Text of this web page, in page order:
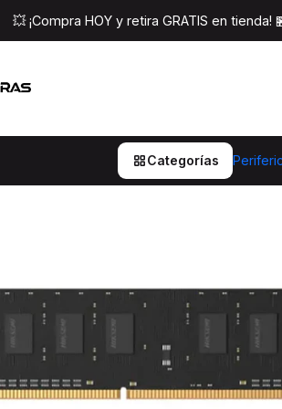
Categorías
💥 ¡Compra HOY y retira GRATIS en
Inicio Componentes Pc Memorias